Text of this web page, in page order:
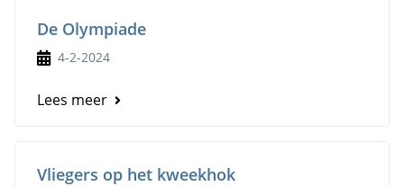
De Olympiade
4-2-2024
Lees meer
Vliegers op het kweekhok